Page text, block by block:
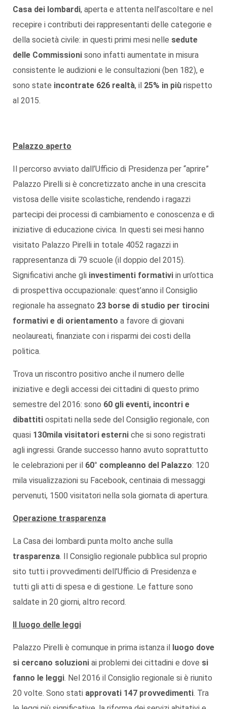
Casa dei lombardi, aperta e attenta nell’ascoltare e nel
recepire i contributi dei rappresentanti delle categorie e
della società civile: in questi primi mesi nelle sedute
delle Commissioni sono infatti aumentate in misura
consistente le audizioni e le consultazioni (ben 182), e
sono state incontrate 626 realtà, il 25% in più rispetto
al 2015.
Palazzo aperto
Il percorso avviato dall’Ufficio di Presidenza per “aprire”
Palazzo Pirelli si è concretizzato anche in una crescita
vistosa delle visite scolastiche, rendendo i ragazzi
partecipi dei processi di cambiamento e conoscenza e di
iniziative di educazione civica. In questi sei mesi hanno
visitato Palazzo Pirelli in totale 4052 ragazzi in
rappresentanza di 79 scuole (il doppio del 2015).
Significativi anche gli investimenti formativi in un’ottica
di prospettiva occupazionale: quest’anno il Consiglio
regionale ha assegnato 23 borse di studio per tirocini
formativi e di orientamento a favore di giovani
neolaureati, finanziate con i risparmi dei costi della
politica.
Trova un riscontro positivo anche il numero delle
iniziative e degli accessi dei cittadini di questo primo
semestre del 2016: sono 60 gli eventi, incontri e
dibattiti ospitati nella sede del Consiglio regionale, con
quasi 130mila visitatori esterni che si sono registrati
agli ingressi. Grande successo hanno avuto soprattutto
le celebrazioni per il 60° compleanno del Palazzo: 120
mila visualizzazioni su Facebook, centinaia di messaggi
pervenuti, 1500 visitatori nella sola giornata di apertura.
Operazione trasparenza
La Casa dei lombardi punta molto anche sulla
trasparenza. Il Consiglio regionale pubblica sul proprio
sito tutti i provvedimenti dell’Ufficio di Presidenza e
tutti gli atti di spesa e di gestione. Le fatture sono
saldate in 20 giorni, altro record.
Il luogo delle leggi
Palazzo Pirelli è comunque in prima istanza il luogo dove
si cercano soluzioni ai problemi dei cittadini e dove si
fanno le leggi. Nel 2016 il Consiglio regionale si è riunito
20 volte. Sono stati approvati 147 provvedimenti. Tra